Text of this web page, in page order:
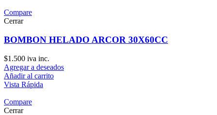
Compare
Cerrar
BOMBON HELADO ARCOR 30X60CC
$1.500 iva inc.
Agregar a deseados
Añadir al carrito
Vista Rápida
Compare
Cerrar